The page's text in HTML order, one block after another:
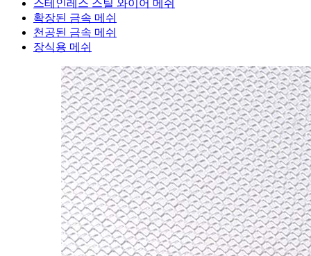
스테인레스 스틸 와이어 메쉬
확장된 금속 메쉬
천공된 금속 메쉬
장식용 메쉬